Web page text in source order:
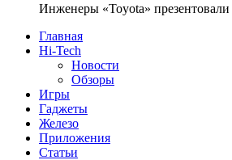
Инженеры «Toyota» презентовали
Главная
Hi-Tech
Новости
Обзоры
Игры
Гаджеты
Железо
Приложения
Статьи